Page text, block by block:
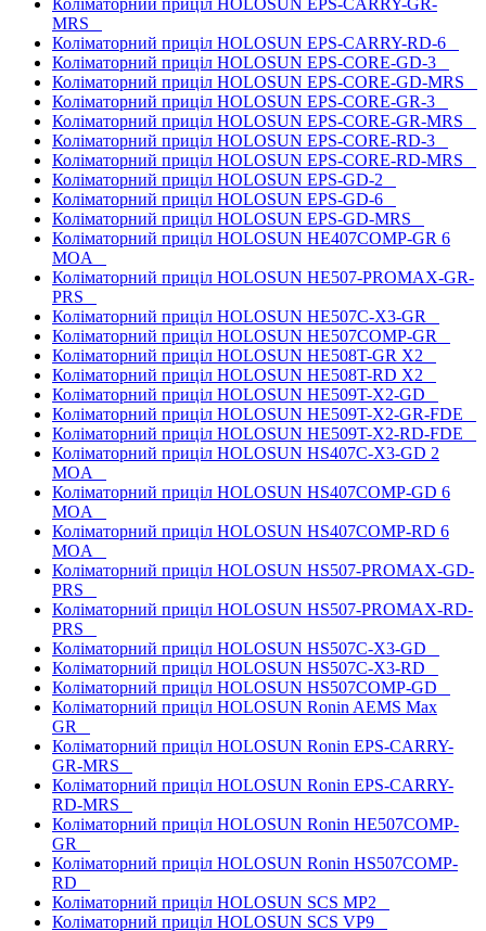
Коліматорний приціл HOLOSUN EPS-CARRY-GR-
MRS
Коліматорний приціл HOLOSUN EPS-CARRY-RD-6
Коліматорний приціл HOLOSUN EPS-CORE-GD-3
Коліматорний приціл HOLOSUN EPS-CORE-GD-MRS
Коліматорний приціл HOLOSUN EPS-CORE-GR-3
Коліматорний приціл HOLOSUN EPS-CORE-GR-MRS
Коліматорний приціл HOLOSUN EPS-CORE-RD-3
Коліматорний приціл HOLOSUN EPS-CORE-RD-MRS
Коліматорний приціл HOLOSUN EPS-GD-2
Коліматорний приціл HOLOSUN EPS-GD-6
Коліматорний приціл HOLOSUN EPS-GD-MRS
Коліматорний приціл HOLOSUN HE407COMP-GR 6
MOA
Коліматорний приціл HOLOSUN HE507-PROMAX-GR-
PRS
Коліматорний приціл HOLOSUN HE507C-X3-GR
Коліматорний приціл HOLOSUN HE507COMP-GR
Коліматорний приціл HOLOSUN HE508T-GR X2
Коліматорний приціл HOLOSUN HE508T-RD X2
Коліматорний приціл HOLOSUN HE509T-X2-GD
Коліматорний приціл HOLOSUN HE509T-X2-GR-FDE
Коліматорний приціл HOLOSUN HE509T-X2-RD-FDE
Коліматорний приціл HOLOSUN HS407C-X3-GD 2
MOA
Коліматорний приціл HOLOSUN HS407COMP-GD 6
MOA
Коліматорний приціл HOLOSUN HS407COMP-RD 6
MOA
Коліматорний приціл HOLOSUN HS507-PROMAX-GD-
PRS
Коліматорний приціл HOLOSUN HS507-PROMAX-RD-
PRS
Коліматорний приціл HOLOSUN HS507C-X3-GD
Коліматорний приціл HOLOSUN HS507C-X3-RD
Коліматорний приціл HOLOSUN HS507COMP-GD
Коліматорний приціл HOLOSUN Ronin AEMS Max
GR
Коліматорний приціл HOLOSUN Ronin EPS-CARRY-
GR-MRS
Коліматорний приціл HOLOSUN Ronin EPS-CARRY-
RD-MRS
Коліматорний приціл HOLOSUN Ronin HE507COMP-
GR
Коліматорний приціл HOLOSUN Ronin HS507COMP-
RD
Коліматорний приціл HOLOSUN SCS MP2
Коліматорний приціл HOLOSUN SCS VP9